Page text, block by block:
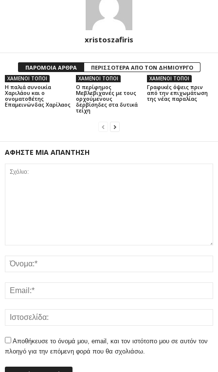
xristoszafiris
ΠΑΡΟΜΟΙΑ ΑΡΘΡΑ ΠΕΡΙΣΣΟΤΕΡΑ ΑΠΟ ΤΟΝ ΔΗΜΙΟΥΡΓΟ
ΧΑΜΕΝΟΙ ΤΟΠΟΙ
Η παλιά συνοικία
Χαριλάου και ο
ονοματοθέτης
Επαμεινώνδας Χαρίλαος
ΧΑΜΕΝΟΙ ΤΟΠΟΙ
Ο περίφημος
Μεβλεβιχανές με τους
ορχούμενους
δερβίσηδες στα δυτικά
τείχη
ΧΑΜΕΝΟΙ ΤΟΠΟΙ
Γραφικές όψεις πριν
από την επιχωμάτωση
της νέας παραλίας
ΑΦΗΣΤΕ ΜΙΑ ΑΠΑΝΤΗΣΗ
Αποθήκευσε το όνομά μου, email, και τον ιστότοπο μου σε αυτόν τον
πλοηγό για την επόμενη φορά που θα σχολιάσω.